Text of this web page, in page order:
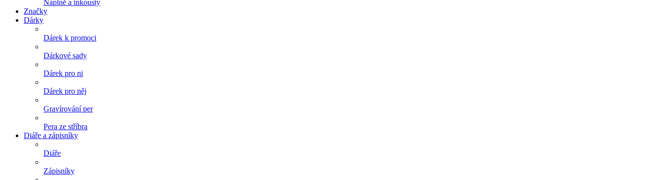
Náplně a inkousty
Značky
Dárky
Dárek k promoci
Dárkové sady
Dárek pro ni
Dárek pro něj
Gravírování per
Pera ze stříbra
Diáře a zápisníky
Diáře
Zápisníky